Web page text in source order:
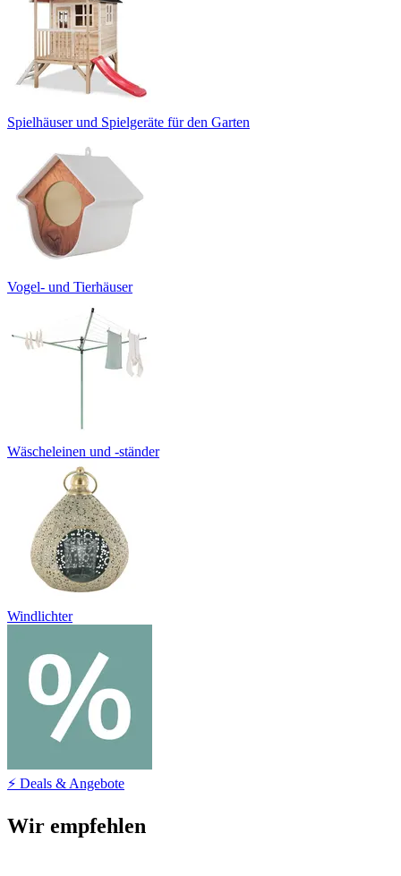
Spielhäuser und Spielgeräte für den Garten
Vogel- und Tierhäuser
Wäscheleinen und -ständer
Windlichter
⚡ Deals & Angebote
Wir empfehlen